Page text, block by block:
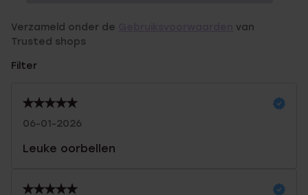
Verzameld onder de
van
Trusted shops
Filter
06-01-2026
Leuke oorbellen